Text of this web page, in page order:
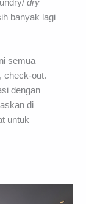
dry
banyak lagi
semua
check-out.
dengan
di
untuk